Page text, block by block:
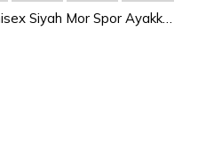
Sepete Ekle
39 40 41 42
43 Letoon 2103 Unisex Siyah Mor Spor Ayakkabı